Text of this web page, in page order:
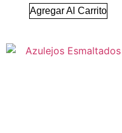
Agregar Al Carrito